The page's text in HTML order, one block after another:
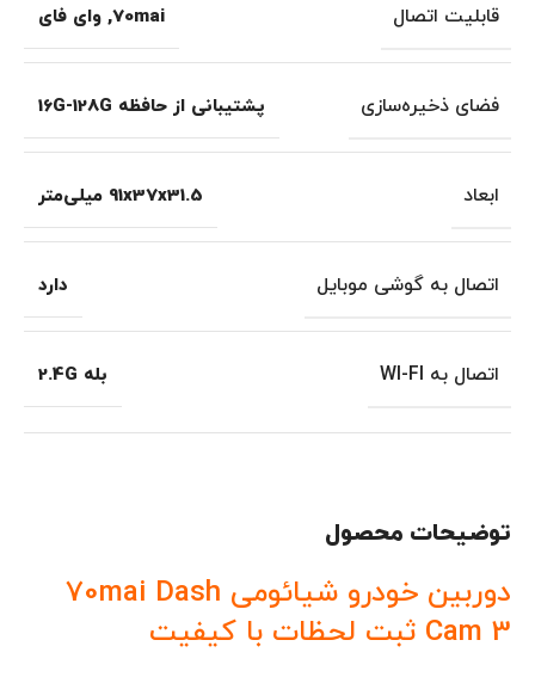
توضیحات محصول
دوربین خودرو شیائومی 70mai Dash
Cam 3 ثبت لحظات با کیفیت
قابلیت اتصال 70mai
, وای فای
فضای ذخیره‌سازی پشتیبانی از حافظه 16G-128G
ابعاد 91x37x31.5 میلی‌متر
اتصال به گوشی موبایل دارد
اتصال به WI-FI بله 2.4G